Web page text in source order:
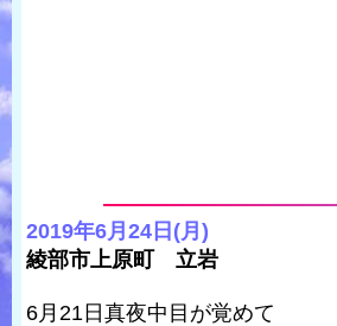
2019年6月24日(月)
綾部市上原町 立岩
6月21日真夜中目が覚めて